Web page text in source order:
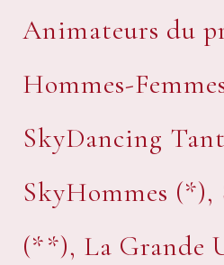
Animateurs du
Hommes-
SkyDancing
SkyHommes (*),
(**), La Grande